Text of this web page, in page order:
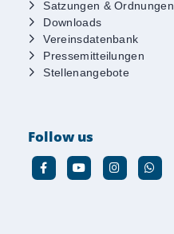
Satzungen & Ordnungen
Downloads
Vereinsdatenbank
Pressemitteilungen
Stellenangebote
Follow us